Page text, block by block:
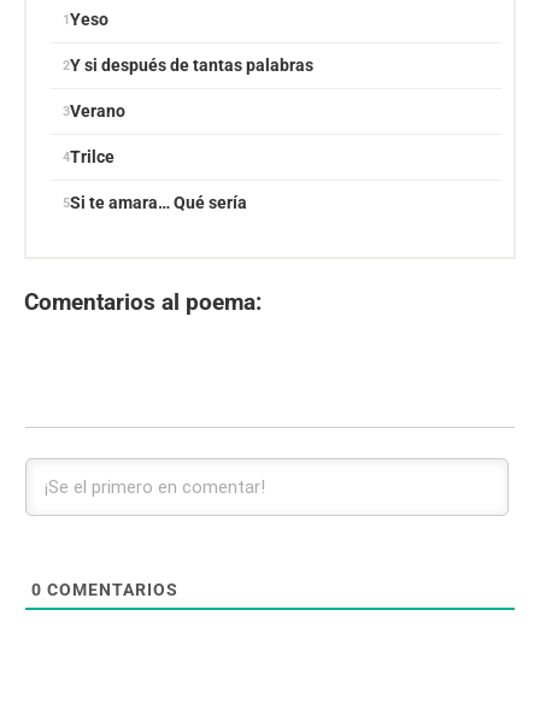
Yeso
Y si después de tantas palabras
Verano
Trilce
Si te amara… Qué sería
Comentarios al poema:
0 COMENTARIOS